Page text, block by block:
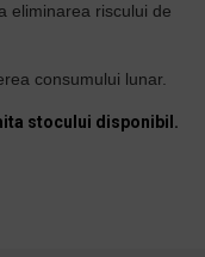
eliminarea riscului de
consumului lunar.
stocului disponibil.